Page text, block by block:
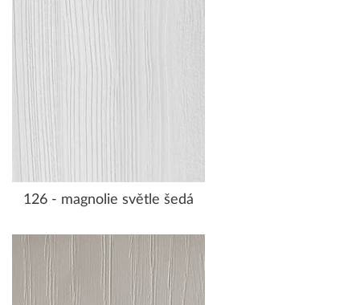
126 - magnolie světle šedá